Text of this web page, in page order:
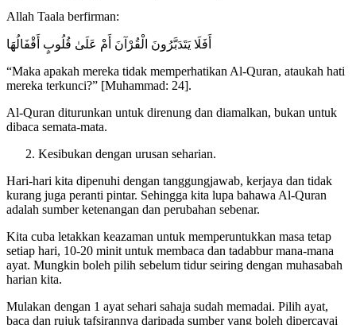
Allah Taala berfirman:
أَفَلَا يَتَدَبَّرُونَ الْقُرْآنَ أَمْ عَلَىٰ قُلُوبٍ أَقْفَالُهَا
“Maka apakah mereka tidak memperhatikan Al-Quran, ataukah hati
mereka terkunci?” [Muhammad: 24].
Al-Quran diturunkan untuk direnung dan diamalkan, bukan untuk
dibaca semata-mata.
Kesibukan dengan urusan seharian.
Hari-hari kita dipenuhi dengan tanggungjawab, kerjaya dan tidak
kurang juga peranti pintar. Sehingga kita lupa bahawa Al-Quran
adalah sumber ketenangan dan perubahan sebenar.
Kita cuba letakkan keazaman untuk memperuntukkan masa tetap
setiap hari, 10-20 minit untuk membaca dan tadabbur mana-mana
ayat. Mungkin boleh pilih sebelum tidur seiring dengan muhasabah
harian kita.
Mulakan dengan 1 ayat sehari sahaja sudah memadai. Pilih ayat,
baca dan rujuk tafsirannya daripada sumber yang boleh dipercayai